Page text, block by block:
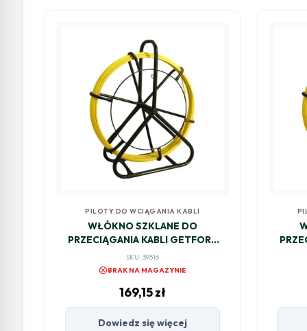
PILOTY DO WCIĄGANIA KABLI
WŁÓKNO SZKLANE DO
PRZECIĄGANIA KABLI GETFORT
4,5mm/50m
SKU: 39516
cancelBRAK NA MAGAZYNIE
169,15zł
Dowiedz się więcej